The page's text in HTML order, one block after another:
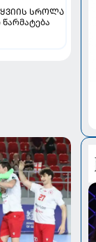
ᲡᲠᲝᲚᲐ